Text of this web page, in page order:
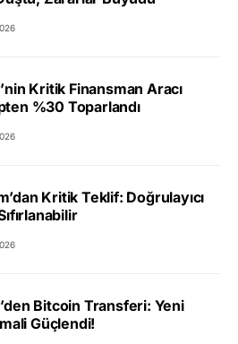
Kritik Finansman Aracı
%30 Toparlandı
Kritik Teklif: Doğrulayıcı
Bitcoin Transferi: Yeni
Güçlendi!